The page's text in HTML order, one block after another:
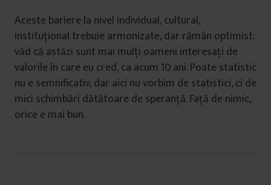
Aceste bariere la nivel individual, cultural,
instituțional trebuie armonizate, dar rămân optimist:
văd că astăzi sunt mai mulți oameni interesați de
valorile în care eu cred, ca acum 10 ani. Poate statistic
nu e semnificativ, dar aici nu vorbim de statistici, ci de
mici schimbări dătătoare de speranță. Față de nimic,
orice e mai bun.